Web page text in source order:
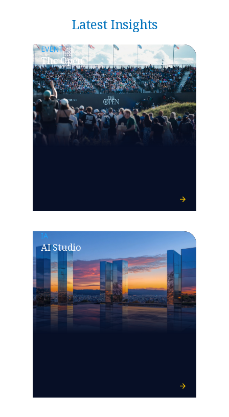
Latest Insights
EVENT
The Open
IA
AI Studio